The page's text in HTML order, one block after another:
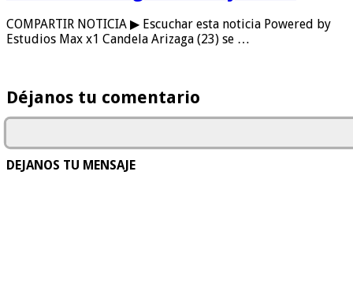
COMPARTIR NOTICIA ▶ Escuchar esta noticia Powered by
Estudios Max x1 Candela Arizaga (23) se …
Déjanos tu comentario
DEJANOS TU MENSAJE